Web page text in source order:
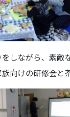
しながら、素敵
向けの研修会と